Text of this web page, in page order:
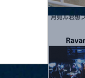
2026.08.19